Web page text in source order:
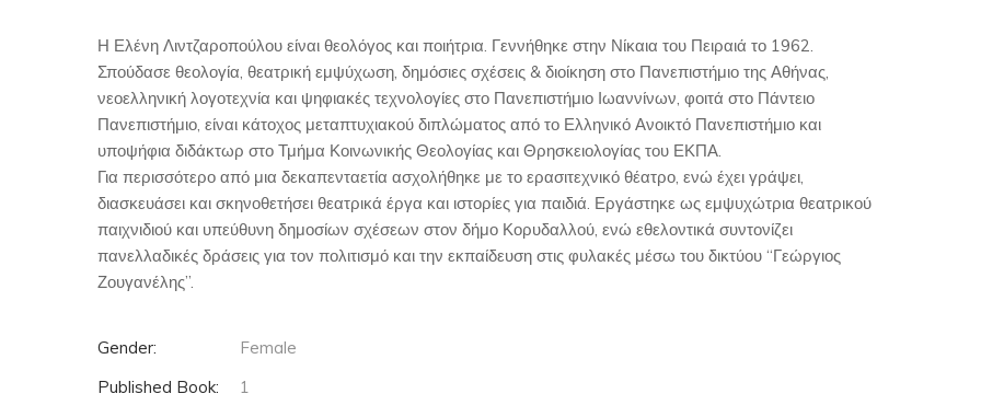
Η Ελένη Λιντζαροπούλου είναι θεολόγος και ποιήτρια. Γεννήθηκε στην Νίκαια του Πειραιά το 1962.
Σπούδασε θεολογία, θεατρική εμψύχωση, δημόσιες σχέσεις & διοίκηση στο Πανεπιστήμιο της Αθήνας,
νεοελληνική λογοτεχνία και ψηφιακές τεχνολογίες στο Πανεπιστήμιο Ιωαννίνων, φοιτά στο Πάντειο
Πανεπιστήμιο, είναι κάτοχος μεταπτυχιακού διπλώματος από το Ελληνικό Ανοικτό Πανεπιστήμιο και
υποψήφια διδάκτωρ στο Τμήμα Κοινωνικής Θεολογίας και Θρησκειολογίας του ΕΚΠΑ.
Για περισσότερο από μια δεκαπενταετία ασχολήθηκε με το ερασιτεχνικό θέατρο, ενώ έχει γράψει,
διασκευάσει και σκηνοθετήσει θεατρικά έργα και ιστορίες για παιδιά. Εργάστηκε ως εμψυχώτρια θεατρικού
παιχνιδιού και υπεύθυνη δημοσίων σχέσεων στον δήμο Κορυδαλλού, ενώ εθελοντικά συντονίζει
πανελλαδικές δράσεις για τον πολιτισμό και την εκπαίδευση στις φυλακές μέσω του δικτύου “Γεώργιος
Ζουγανέλης”.
Gender:
Female
Published Book:
1